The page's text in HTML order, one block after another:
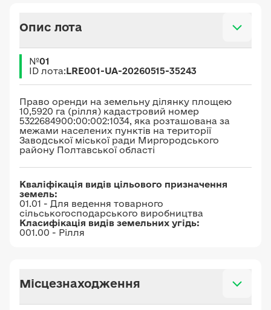
Опис лота
№01
ID лота:LRE001-UA-20260515-35243
Право оренди на земельну ділянку площею
10,5920 га (рілля) кадастровий номер
5322684900:00:002:1034, яка розташована за
межами населених пунктів на території
Заводської міської ради Миргородського
району Полтавської області
Кваліфікація видів цільового призначення
земель:
01.01 - Для ведення товарного
сільськогосподарського виробництва
Класифікація видів земельних угідь:
001.00 - Рілля
Місцезнаходження